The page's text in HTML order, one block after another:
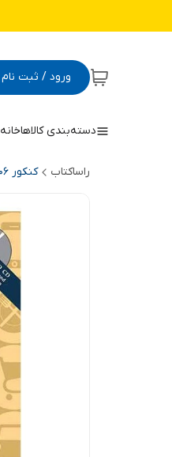
ورود / ثبت نام
دسته‌بندی کالاهاخانه
راساکتاب کنکور 140۶